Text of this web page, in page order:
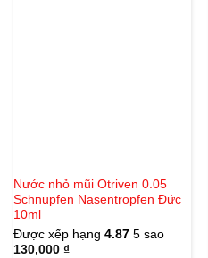
Nước nhỏ mũi Otriven 0.05
Schnupfen Nasentropfen Đức
10ml
Được xếp hạng 4.875 sao
130,000 ₫